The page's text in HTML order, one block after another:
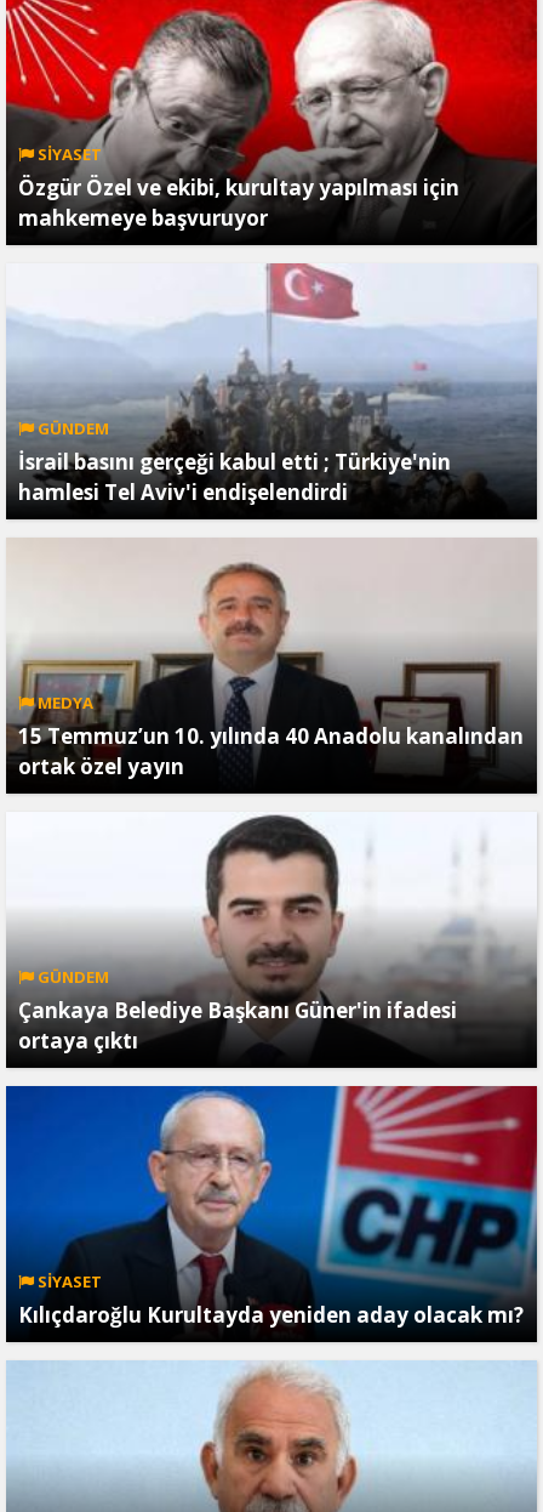
SİYASET
Özgür Özel ve ekibi, kurultay yapılması için
mahkemeye başvuruyor
GÜNDEM
İsrail basını gerçeği kabul etti ; Türkiye'nin
hamlesi Tel Aviv'i endişelendirdi
MEDYA
15 Temmuz’un 10. yılında 40 Anadolu kanalından
ortak özel yayın
GÜNDEM
Çankaya Belediye Başkanı Güner'in ifadesi
ortaya çıktı
SİYASET
Kılıçdaroğlu Kurultayda yeniden aday olacak mı?